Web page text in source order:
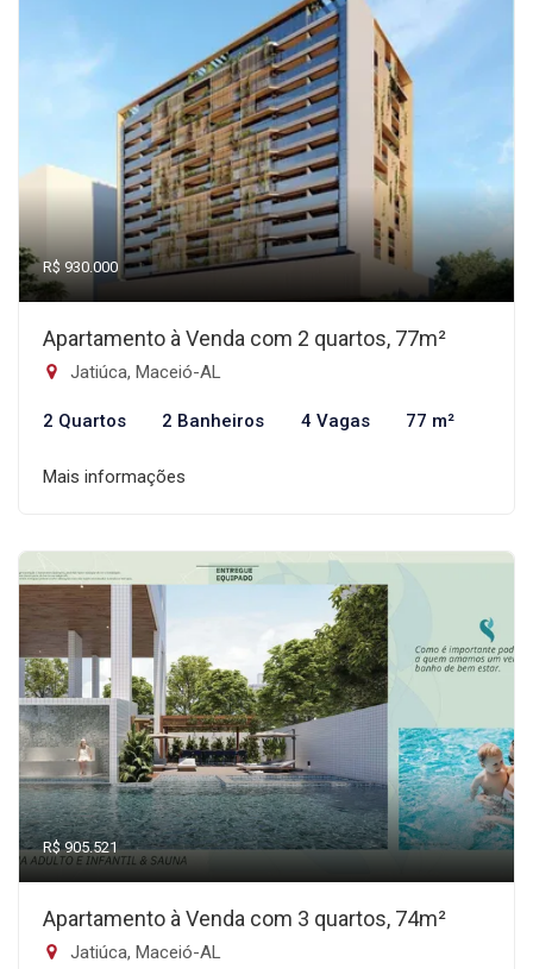
R$ 930.000
Apartamento à Venda com 2 quartos, 77m²
Jatiúca, Maceió-AL
2 Quartos 2 Banheiros 4 Vagas 77 m²
Mais informações
R$ 905.521
Apartamento à Venda com 3 quartos, 74m²
Jatiúca, Maceió-AL